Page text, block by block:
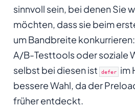
sinnvoll sein, bei denen Sie
möchten, dass sie beim
um Bandbreite
A/B-Testtools oder soziale
selbst bei diesen ist
defer im
bessere Wahl, da der
früher entdeckt.